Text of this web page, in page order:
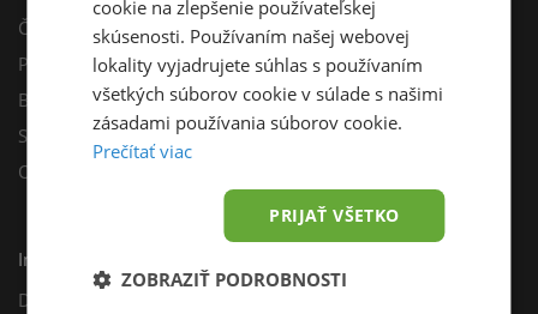
Často kladené otázky
Poradňa
Blog
Sprievodca výberom fotovoltiky
Odporúčací program
Inštalácie
Dotácie
cookie na zlepšenie používateľskej
skúsenosti. Používaním našej webovej
lokality vyjadrujete súhlas s používaním
všetkých súborov cookie v súlade s našimi
zásadami používania súborov cookie.
Prečítať viac
PRIJAŤ VŠETKO
ZOBRAZIŤ PODROBNOSTI